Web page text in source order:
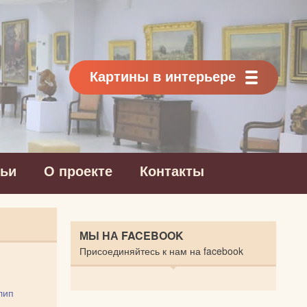
Картины в интерьере
О проекте Контакты
МЫ НА FACEBOOK
Присоединяйтесь к нам на facebook